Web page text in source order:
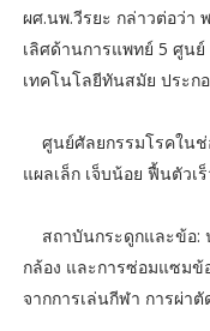
ผศ.นพ.วีรยะ กล่าวต่อว่
เลิศด้านการแพทย์ 5 ศูน
เทคโนโลยีทันสมัย ประก
ศูนย์ศัลยกรรมโรคในช่
แผลเล็ก เจ็บน้อย ฟื้นตัวเร็
สถาบันกระดูกและข้อ:
กล้อง และการซ่อมแซมข้
จากการเล่นกีฬา การผ่า